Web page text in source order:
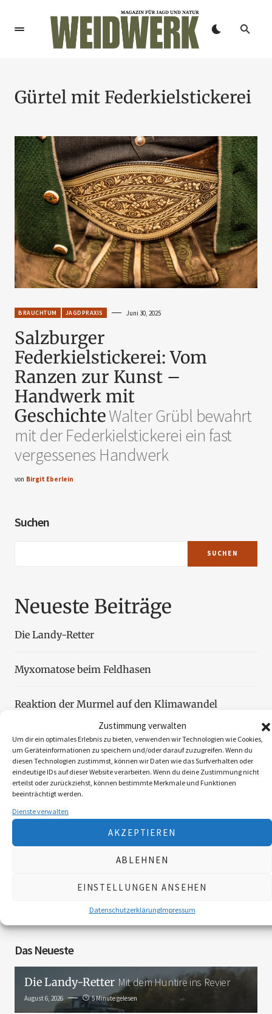
Zustimmung verwalten
Um dir ein optimales Erlebnis zu bieten, verwenden wir Technologien wie Cookies,
um Geräteinformationen zu speichern und/oder darauf zuzugreifen. Wenn du
diesen Technologien zustimmst, können wir Daten wie das Surfverhalten oder
eindeutige IDs auf dieser Website verarbeiten. Wenn du deine Zustimmung nicht
erteilst oder zurückziehst, können bestimmte Merkmale und Funktionen
beeinträchtigt werden.
Dienste verwalten
AKZEPTIEREN
ABLEHNEN
EINSTELLUNGEN ANSEHEN
DatenschutzerklärungImpressum
Gürtel mit Federkielstickerei
BRAUCHTUM JAGDPRAXIS Juni 30, 2025
Salzburger
Federkielstickerei: Vom
Ranzen zur Kunst –
Handwerk mit
GeschichteWalter Grübl bewahrt
mit der Federkielstickerei ein fast
vergessenes Handwerk
von Birgit Eberlein
Suchen
SUCHEN
Neueste Beiträge
Die Landy-Retter
Myxomatose beim Feldhasen
Reaktion der Murmel auf den Klimawandel
Faszination Blattjagd
Wildzählung aus der Luft
Folgen Sie uns
Das Neueste
Die Landy-Retter Mit dem Huntire ins Revier
August 6, 2026 5 Minute gelesen